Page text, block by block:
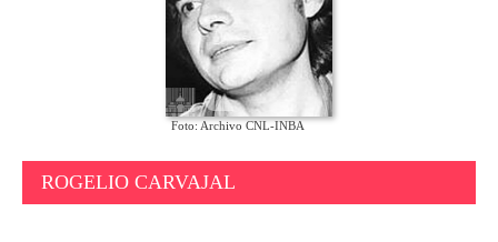
Foto: Archivo CNL-INBA
ROGELIO CARVAJAL